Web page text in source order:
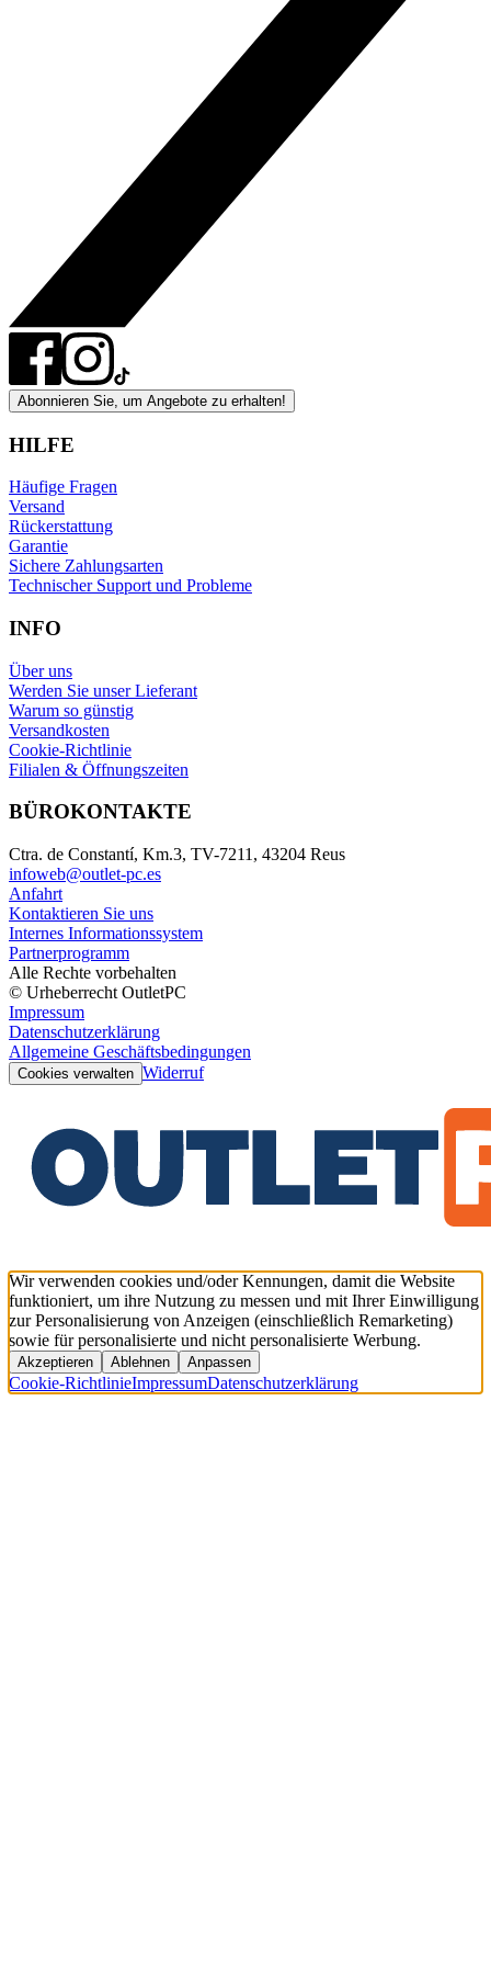
Abonnieren Sie, um Angebote zu erhalten!
HILFE
Häufige Fragen
Versand
Rückerstattung
Garantie
Sichere Zahlungsarten
Technischer Support und Probleme
INFO
Über uns
Werden Sie unser Lieferant
Warum so günstig
Versandkosten
Cookie-Richtlinie
Filialen & Öffnungszeiten
BÜROKONTAKTE
Ctra. de Constantí, Km.3, TV-7211, 43204 Reus
infoweb@outlet-pc.es
Anfahrt
Kontaktieren Sie uns
Internes Informationssystem
Partnerprogramm
Alle Rechte vorbehalten
© Urheberrecht OutletPC
Impressum
Datenschutzerklärung
Allgemeine Geschäftsbedingungen
Cookies verwalten Widerruf
Wir verwenden cookies und/oder Kennungen, damit die Website
funktioniert, um ihre Nutzung zu messen und mit Ihrer Einwilligung
zur Personalisierung von Anzeigen (einschließlich Remarketing)
sowie für personalisierte und nicht personalisierte Werbung.
Akzeptieren Ablehnen Anpassen
Cookie-RichtlinieImpressumDatenschutzerklärung